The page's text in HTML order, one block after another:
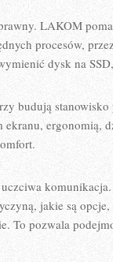
LAKOM
procesów,
dysk na
budują
ergonomią,
jakie są
To pozwala